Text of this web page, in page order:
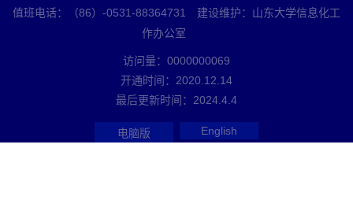
值班电话：（86）-0531-88364731 建设维护：山东大学信息化工
作办公室
访问量： 0000000069
开通时间： 2020 12 14
最后更新时间： 2024 4 4
电脑版 English